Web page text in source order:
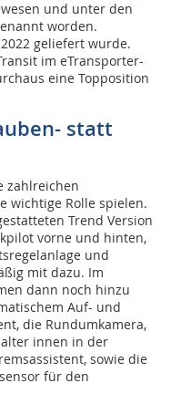
und unter den
worden.
geliefert wurde.
im eTransporter-
eine Topposition
statt
zahlreichen
wichtige Rolle spielen.
Trend Version
vorne und hinten,
und
mit dazu. Im
dann noch hinzu
Auf- und
die Rundumkamera,
innen in der
sowie die
für den